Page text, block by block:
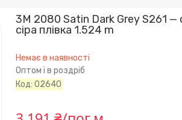
3M 2080 Satin Dark Grey S261
сіра плівка 1.524 m
Немає в наявності
Оптом і в роздріб
Код:02640